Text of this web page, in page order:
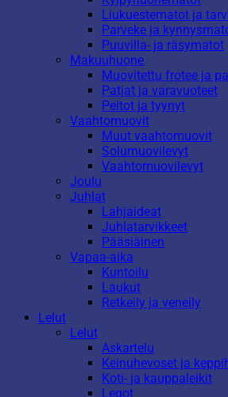
Liukuestematot ja
Parveke ja
Puuvilla- ja räsymatot
Makuuhuone
Muovitettu frotee ja
Patjat ja varavuoteet
Peitot ja tyynyt
Vaahtomuovit
Muut vaahtomuovit
Solumuovilevyt
Vaahtomuovilevyt
Joulu
Juhlat
Lahjaideat
Juhlatarvikkeet
Pääsiäinen
Vapaa-aika
Kuntoilu
Laukut
Retkeily ja veneily
Lelut
Lelut
Askartelu
Keinuhevoset ja
Koti- ja kauppaleikit
Legot